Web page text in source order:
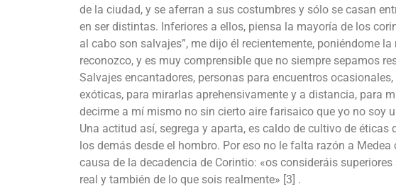
de la ciudad, y se aferran a sus costumbres y sólo se casan
en ser distintas. Inferiores a ellos, piensa la mayoría de los
al cabo son salvajes”, me dijo él recientemente, poniéndome
reconozco, y es muy comprensible que no siempre sepamos
Salvajes encantadores, personas para encuentros
exóticas, para mirarlas aprehensivamente y a distancia, para
decirme a mí mismo no sin cierto aire farisaico que yo no soy
Una actitud así, segrega y aparta, es caldo de cultivo de
los demás desde el hombro. Por eso no le falta razón a
causa de la decadencia de Corintio: «os consideráis
real y también de lo que sois realmente» [3] .